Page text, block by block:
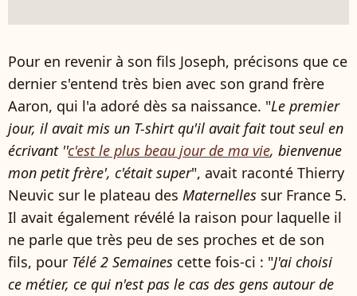
Pour en revenir à son fils Joseph, précisons que ce
dernier s'entend très bien avec son grand frère
Aaron, qui l'a adoré dès sa naissance. "Le premier
jour, il avait mis un T-shirt qu'il avait fait tout seul en
écrivant ''c'est le plus beau jour de ma vie, bienvenue
mon petit frère', c'était super", avait raconté Thierry
Neuvic sur le plateau des Maternelles sur France 5.
Il avait également révélé la raison pour laquelle il
ne parle que très peu de ses proches et de son
fils, pour Télé 2 Semaines cette fois-ci : "J'ai choisi
ce métier, ce qui n'est pas le cas des gens autour de